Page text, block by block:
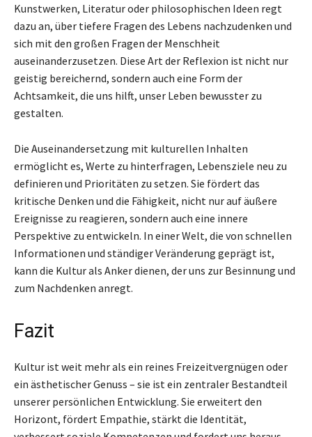
Kunstwerken, Literatur oder philosophischen Ideen regt
dazu an, über tiefere Fragen des Lebens nachzudenken und
sich mit den großen Fragen der Menschheit
auseinanderzusetzen. Diese Art der Reflexion ist nicht nur
geistig bereichernd, sondern auch eine Form der
Achtsamkeit, die uns hilft, unser Leben bewusster zu
gestalten.
Die Auseinandersetzung mit kulturellen Inhalten
ermöglicht es, Werte zu hinterfragen, Lebensziele neu zu
definieren und Prioritäten zu setzen. Sie fördert das
kritische Denken und die Fähigkeit, nicht nur auf äußere
Ereignisse zu reagieren, sondern auch eine innere
Perspektive zu entwickeln. In einer Welt, die von schnellen
Informationen und ständiger Veränderung geprägt ist,
kann die Kultur als Anker dienen, der uns zur Besinnung und
zum Nachdenken anregt.
Fazit
Kultur ist weit mehr als ein reines Freizeitvergnügen oder
ein ästhetischer Genuss – sie ist ein zentraler Bestandteil
unserer persönlichen Entwicklung. Sie erweitert den
Horizont, fördert Empathie, stärkt die Identität,